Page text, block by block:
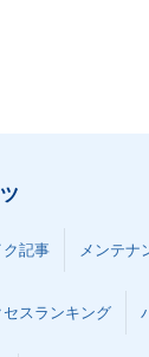
ク記事 メンテナ
セスランキング